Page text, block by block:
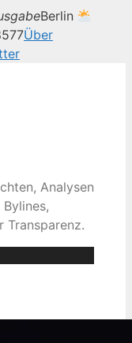
Berlin
Über
Analysen
Transparenz.